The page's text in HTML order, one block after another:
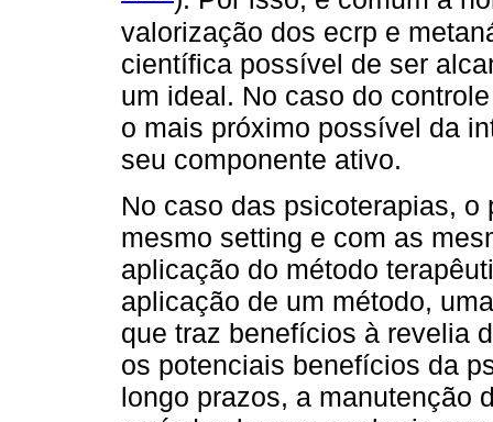
valorização dos ecrp e
científica possível de ser
um ideal. No caso do
o mais próximo possível da
seu componente ativo.
No caso das psicoterapias,
mesmo setting e com as
aplicação do método
aplicação de um método,
que traz benefícios à revelia
os potenciais benefícios da
longo prazos, a manutenção